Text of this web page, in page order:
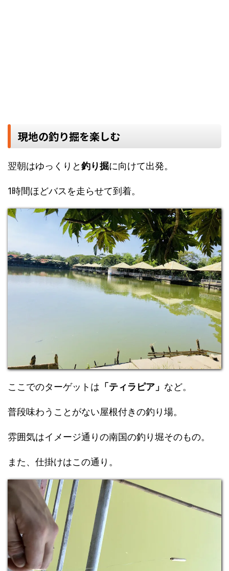
現地の釣り掘を楽しむ
翌朝はゆっくりと釣り掘に向けて出発。
1時間ほどバスを走らせて到着。
ここでのターゲットは 「ティラピア」 など。
普段味わうことがない屋根付きの釣り場。
雰囲気はイメージ通りの南国の釣り堀そのもの。
また、仕掛けはこの通り。